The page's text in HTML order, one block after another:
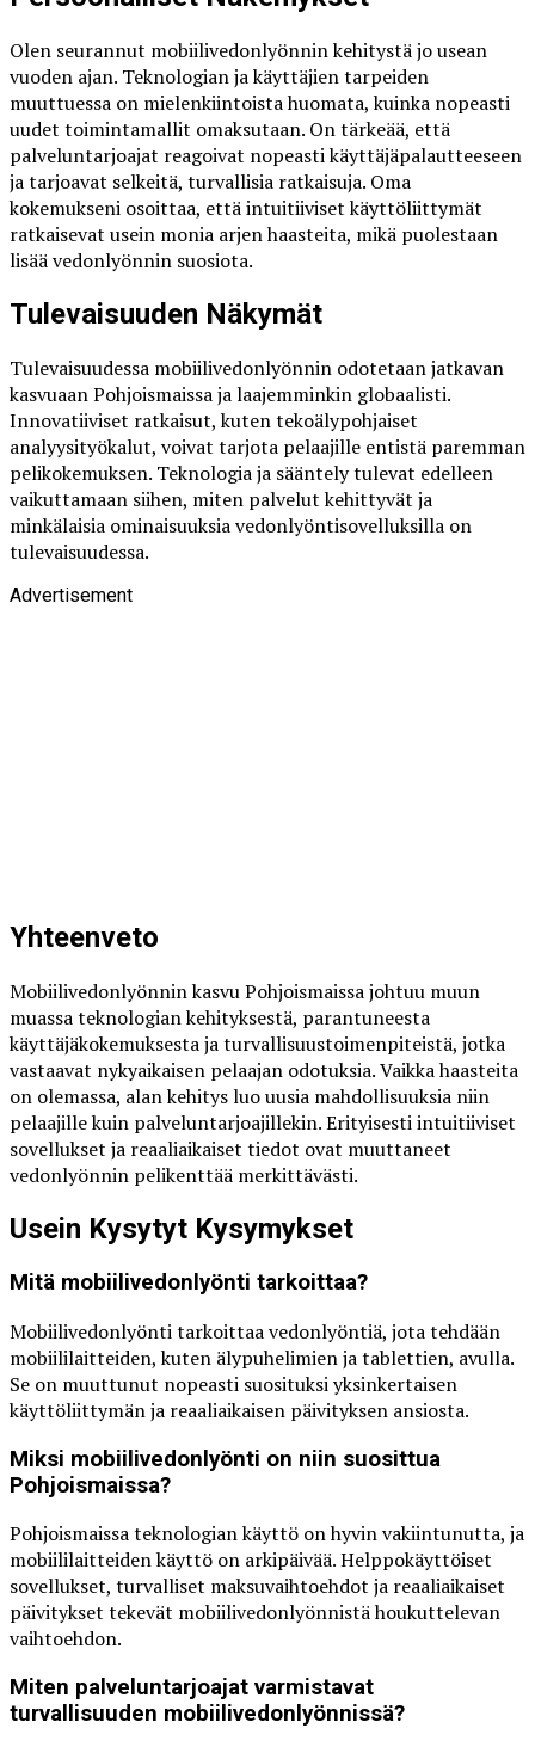
Olen seurannut mobiilivedonlyönnin kehitystä jo usean
vuoden ajan. Teknologian ja käyttäjien tarpeiden
muuttuessa on mielenkiintoista huomata, kuinka nopeasti
uudet toimintamallit omaksutaan. On tärkeää, että
palveluntarjoajat reagoivat nopeasti käyttäjäpalautteeseen
ja tarjoavat selkeitä, turvallisia ratkaisuja. Oma
kokemukseni osoittaa, että intuitiiviset käyttöliittymät
ratkaisevat usein monia arjen haasteita, mikä puolestaan
lisää vedonlyönnin suosiota.
Tulevaisuuden Näkymät
Tulevaisuudessa mobiilivedonlyönnin odotetaan jatkavan
kasvuaan Pohjoismaissa ja laajemminkin globaalisti.
Innovatiiviset ratkaisut, kuten tekoälypohjaiset
analyysityökalut, voivat tarjota pelaajille entistä paremman
pelikokemuksen. Teknologia ja sääntely tulevat edelleen
vaikuttamaan siihen, miten palvelut kehittyvät ja
minkälaisia ominaisuuksia vedonlyöntisovelluksilla on
tulevaisuudessa.
Advertisement
Yhteenveto
Mobiilivedonlyönnin kasvu Pohjoismaissa johtuu muun
muassa teknologian kehityksestä, parantuneesta
käyttäjäkokemuksesta ja turvallisuustoimenpiteistä, jotka
vastaavat nykyaikaisen pelaajan odotuksia. Vaikka haasteita
on olemassa, alan kehitys luo uusia mahdollisuuksia niin
pelaajille kuin palveluntarjoajillekin. Erityisesti intuitiiviset
sovellukset ja reaaliaikaiset tiedot ovat muuttaneet
vedonlyönnin pelikenttää merkittävästi.
Usein Kysytyt Kysymykset
Mitä mobiilivedonlyönti tarkoittaa?
Mobiilivedonlyönti tarkoittaa vedonlyöntiä, jota tehdään
mobiililaitteiden, kuten älypuhelimien ja tablettien, avulla.
Se on muuttunut nopeasti suosituksi yksinkertaisen
käyttöliittymän ja reaaliaikaisen päivityksen ansiosta.
Miksi mobiilivedonlyönti on niin suosittua
Pohjoismaissa?
Pohjoismaissa teknologian käyttö on hyvin vakiintunutta, ja
mobiililaitteiden käyttö on arkipäivää. Helppokäyttöiset
sovellukset, turvalliset maksuvaihtoehdot ja reaaliaikaiset
päivitykset tekevät mobiilivedonlyönnistä houkuttelevan
vaihtoehdon.
Miten palveluntarjoajat varmistavat
turvallisuuden mobiilivedonlyönnissä?